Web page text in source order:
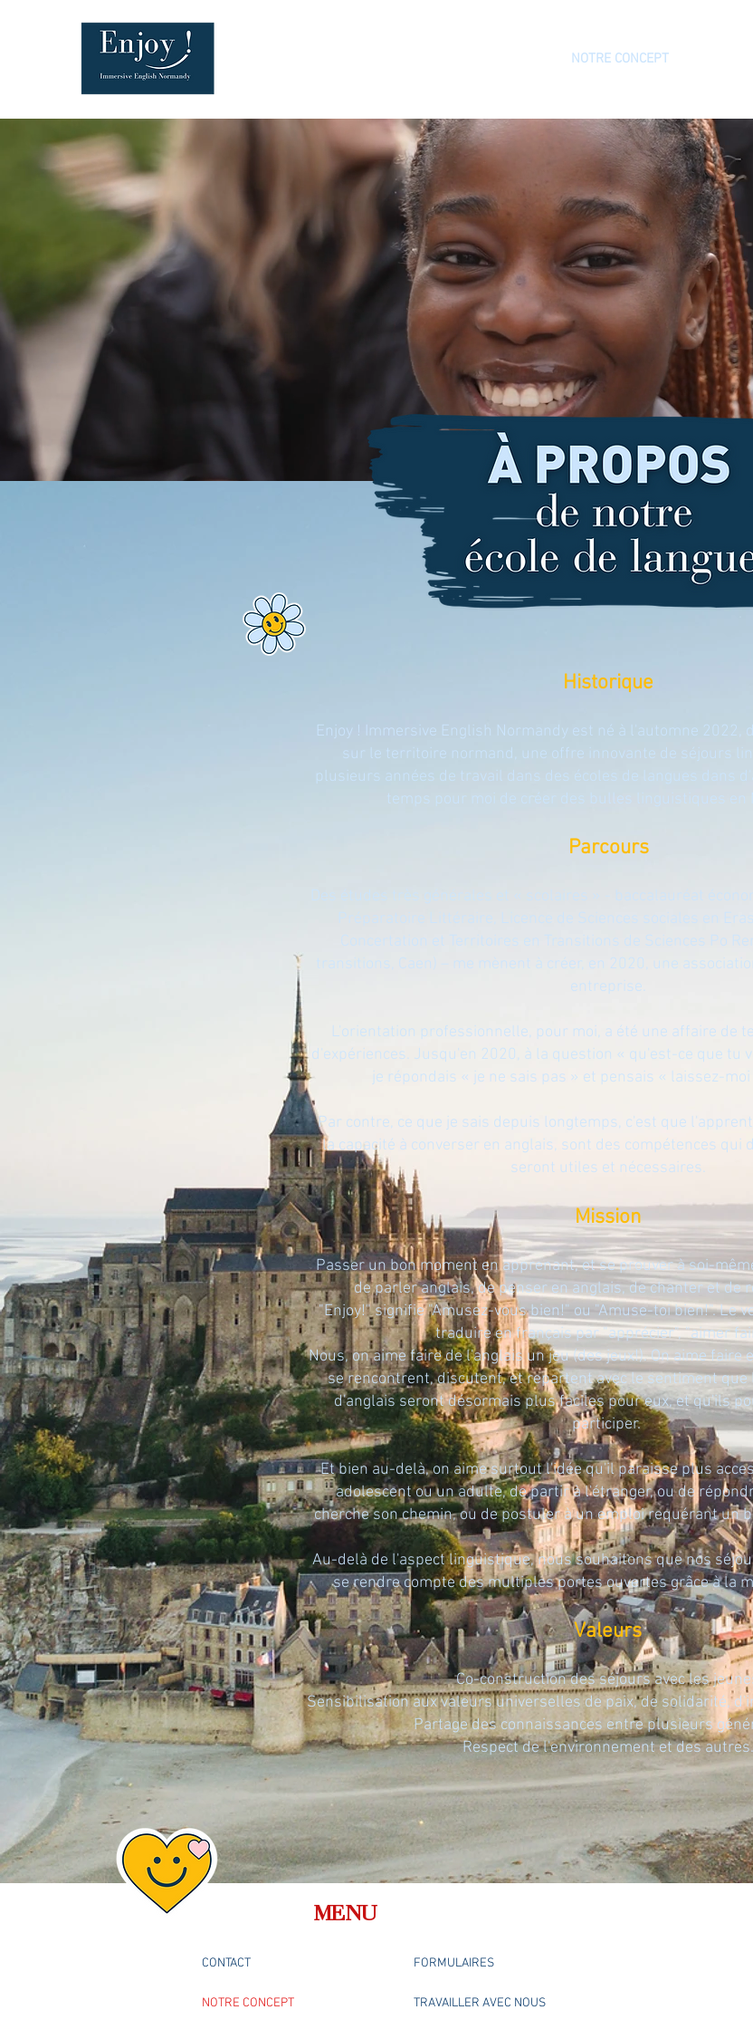
NOTRE CONCEPT
Historique
Enjoy ! Immersive English Normandy est né à l'automne 2022,
sur le territoire normand, une offre innovante de séjours
plusieurs années de travail dans des écoles de langues dans
temps pour moi de créer des bulles linguistiques en
Parcours
Des études très générales et « scolaires » - baccalauréat
Préparatoire Littéraire, Licence de Sciences sociales en
Concertation et Territoires en Transitions de Sciences Po
transitions, Caen) – me mènent à créer, en 2020, une
entreprise.
L'orientation professionnelle, pour moi, a été une affaire de
d'expériences. Jusqu'en 2020, à la question « qu'est-ce que tu
je répondais « je ne sais pas » et pensais « laissez-
Par contre, ce que je sais depuis longtemps, c'est que
la capacité à converser en anglais, sont des compétences qui
seront utiles et nécessaires.
Mission
Passer un bon moment en apprenant, et se prouver à soi-
de parler anglais, de penser en anglais, de chanter et de
"Enjoy!" signifie "Amusez-vous bien!" ou "Amuse-toi bien!". Le
traduire en français par "apprécier", "aimer
Nous, on aime faire de l'anglais un jeu (des jeux!). On aime faire
se rencontrent, discutent, et repartent avec le sentiment que
d'anglais seront désormais plus faciles pour eux, et qu'ils
participer.
Et bien au-delà, on aime surtout l'idée qu'il paraisse plus
adolescent ou un adulte, de partir à l'étranger, ou de
cherche son chemin, ou de postuler à un emploi requérant un
Au-delà de l'aspect linguistique, nous souhaitons que nos
se rendre compte des multiples portes ouvertes grâce à la
Valeurs
Co-construction des séjours avec les
Sensibilisation aux valeurs universelles de paix, de solidarité,
Partage des connaissances entre plusieurs
Respect de l'environnement et des autres.
MENU
CONTACT
NOTRE CONCEPT
FORMULAIRES
TRAVAILLER AVEC NOUS